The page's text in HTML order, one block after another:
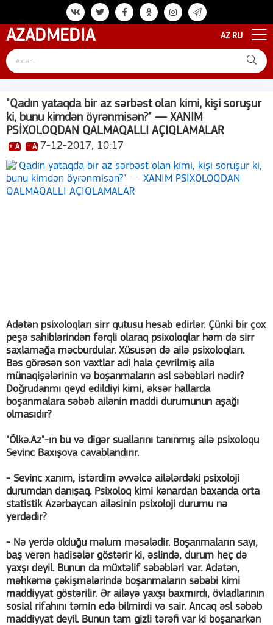
AZADMEDIA AZ RU
"Qadın yataqda bir az sərbəst olan kimi, kişi soruşur
ki, bunu kimdən öyrənmisən?" — XANIM
PSİXOLOQDAN QALMAQALLI AÇIQLAMALAR
+ A - A 7-12-2017, 10:17
Adətən psixoloqları sirr qutusu hesab edirlər. Çünki bir çox
peşə sahiblərindən fərqli olaraq psixoloqlar həm də sirr
saxlamağa məcburdular. Xüsusən də ailə psixoloqları.
Bəs görəsən son vaxtlar adi hala çevrilmiş ailə
münaqişələrinin və boşanmaların əsl səbəbləri nədir?
Doğrudanmı qeyd edildiyi kimi, əksər hallarda
boşanmalara səbəb ailənin maddi durumunun aşağı
olmasıdır?
"Ölkə.Az"-ın bu və digər suallarını tanınmış ailə psixoloqu
Sevinc Baxışova cavablandırır.
- Sevinc xanım, istərdim əvvəlcə ailələrdəki psixoloji
durumdan danışaq. Psixoloq kimi kənardan baxanda orta
statistik Azərbaycan ailəsinin psixoloji durumu nə
yerdədir?
- Nə yerdə olduğu məlum məsələdir. Boşanmaların sayı,
baş verən hadisələr göstərir ki, əslində, durum heç də
yaxşı deyil. Bunun da müxtəlif səbəbləri var. Adətən,
məhkəmə çəkişmələrində boşanmaların səbəbi kimi
maddiyyat göstərilir. Ər ailəyə yaxşı baxmırdı, övladlarının
sosial rifahını təmin edə bilmirdi və sair. Ancaq əsl səbəb
maddiyyat deyil. Bunun tam gizli tərəfi var ki boşanarkən